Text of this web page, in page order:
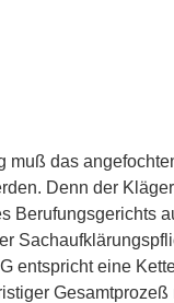
muß das
Denn der
Berufungsgerichts
entspricht eine